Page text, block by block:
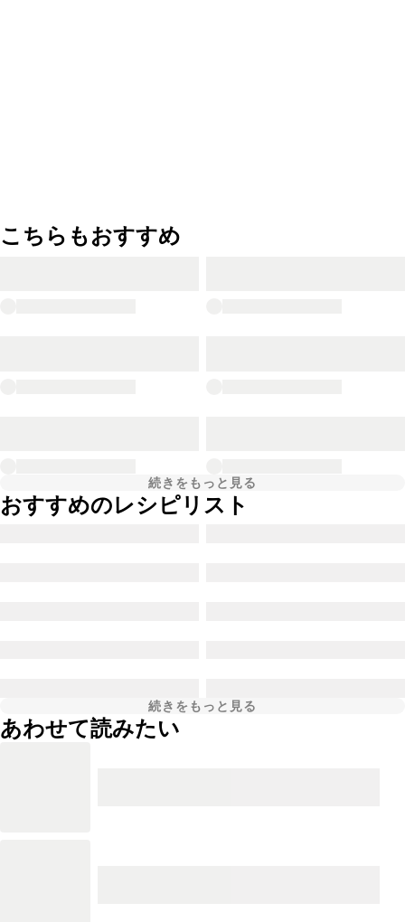
こちらもおすすめ
続きをもっと見る
おすすめのレシピリスト
続きをもっと見る
あわせて読みたい